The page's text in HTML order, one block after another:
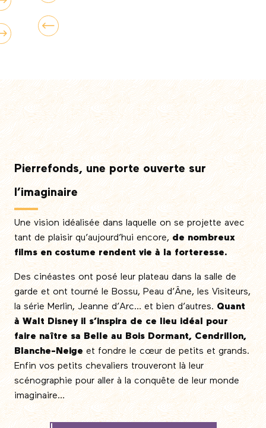
Pierrefonds, une porte ouverte sur
l’imaginaire
Une vision idéalisée dans laquelle on se projette avec
tant de plaisir qu’aujourd’hui encore,de nombreux
films en costume rendent vie à la forteresse.
Des cinéastes ont posé leur plateau dans la salle de
garde et ont tourné le Bossu, Peau d’Âne, les Visiteurs,
la série Merlin, Jeanne d’Arc… et bien d’autres.Quant
à Walt Disney il s’inspira de ce lieu idéal pour
faire naître sa Belle au Bois Dormant, Cendrillon,
Blanche-Neigeet fondre le cœur de petits et grands.
Enfin vos petits chevaliers trouveront là leur
scénographie pour aller à la conquête de leur monde
imaginaire…